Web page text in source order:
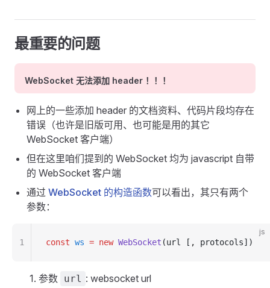
最重要的问题
WebSocket 无法添加 header ！！！
网上的一些添加 header 的文档资料、代码片段均存在
错误（也许是旧版可用、也可能是用的其它
WebSocket 客户端）
但在这里咱们提到的 WebSocket 均为 javascript 自带
的 WebSocket 客户端
通过 WebSocket 的构造函数可以看出，其只有两个
参数：
js
const ws = new WebSocket (url [ , protocols])
1
参数 url : websocket url